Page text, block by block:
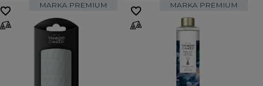
MARKA PREMIUM
favorite_border
favorite_border MARKA PREMIUM
favorite_border
favorite_border